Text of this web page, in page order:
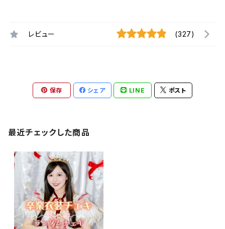
レビュー (327)
保存 シェア LINE ポスト
最近チェックした商品